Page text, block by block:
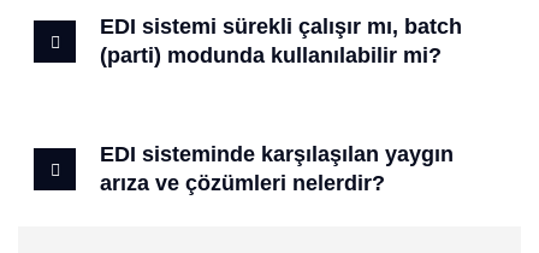
EDI sistemi sürekli çalışır mı, batch
(parti) modunda kullanılabilir mi?
EDI sisteminde karşılaşılan yaygın
arıza ve çözümleri nelerdir?